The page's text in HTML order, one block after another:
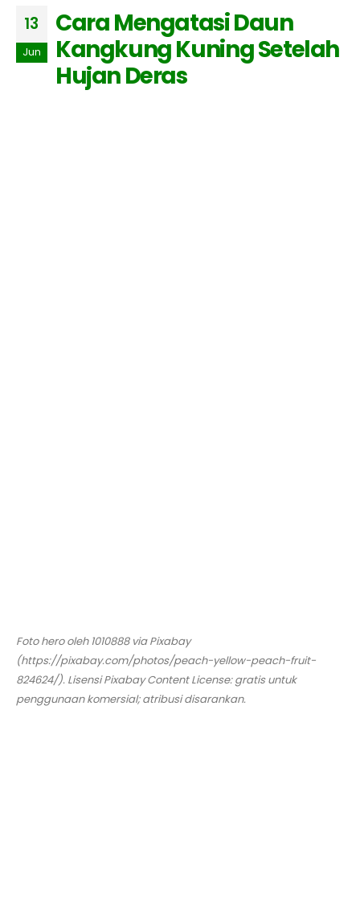
13
Jun
Cara Mengatasi Daun
Kangkung Kuning Setelah
Hujan Deras
Foto hero oleh 1010888 via Pixabay
(https://pixabay.com/photos/peach-yellow-peach-fruit-
824624/). Lisensi Pixabay Content License: gratis untuk
penggunaan komersial; atribusi disarankan.